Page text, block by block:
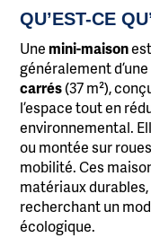
QU’EST-CE
Une mini-maison
généralement d’une
carrés(37 m²),
l’espace tout en
environnemental.
ou montée sur
mobilité. Ces
matériaux
recherchant un
écologique.